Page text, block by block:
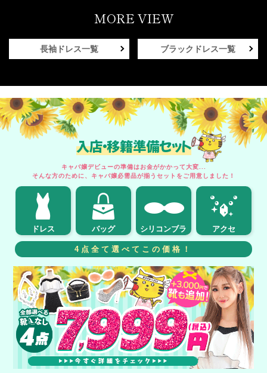
MORE VIEW
長袖ドレス一覧 ブラックドレス一覧
入店・移籍準備セット
キャバ嬢デビューの準備はお金がかかって大変...
そんな方のために、キャバ嬢必需品が揃うセットをご用意しました！
ドレス バッグ シリコンブラ アクセ
4点全て選べてこの価格！